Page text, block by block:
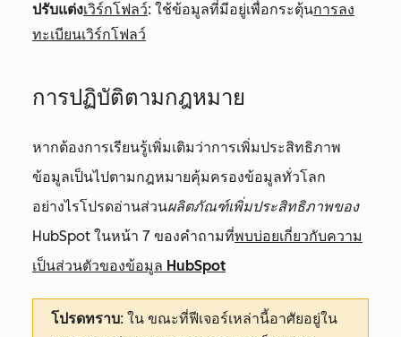
ปรับแต่งเวิร์กโฟลว์: ใช้ข้อมูลที่มีอยู่เพื่อกระตุ้นการลง
ทะเบียนเวิร์กโฟลว์
การปฏิบัติตามกฎหมาย
หากต้องการเรียนรู้เพิ่มเติมว่าการเพิ่มประสิทธิภาพ
ข้อมูลเป็นไปตามกฎหมายคุ้มครองข้อมูลทั่วโลก
อย่างไรโปรดอ่านส่วนผลิตภัณฑ์เพิ่มประสิทธิภาพของ
HubSpot ในหน้า 7 ของคำถามที่พบบ่อยเกี่ยวกับความ
เป็นส่วนตัวของข้อมูล HubSpot
โปรดทราบ: ใน ขณะที่ฟีเจอร์เหล่านี้อาศัยอยู่ใน